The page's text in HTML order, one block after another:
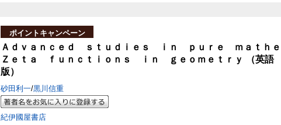
ポイントキャンペーン
Ａｄｖａｎｃｅｄ ｓｔｕｄｉｅｓ ｉｎ ｐｕｒｅ ｍａｔｈｅ
Ｚｅｔａ ｆｕｎｃｔｉｏｎｓ ｉｎ ｇｅｏｍｅｔｒｙ （英語
版）
砂田利一/黒川信重
紀伊國屋書店